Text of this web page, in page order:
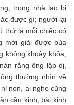
trong nhà lao bị
được gì; người lại
thứ lá mỗi chiếc có
mới giải được bùa
không khuây khỏa,
rằng ông lập dị,
thường nhìn về
non, ai nghe cũng
cầu kinh, bài kinh